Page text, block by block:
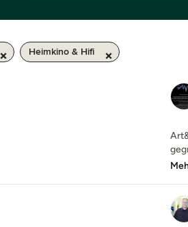
Heimkino & Hifi